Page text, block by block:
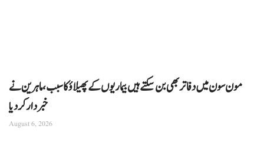
مون سون میں دفاتر بھی بن سکتے ہیں بیماریوں کے پھیلاؤ کا سبب، ماہرین نے
خبردار کر دیا
August 6, 2026